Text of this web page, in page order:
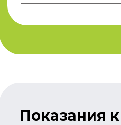
Показания